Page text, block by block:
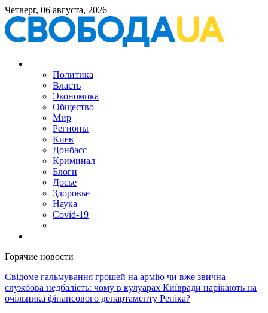
Четверг, 06 августа, 2026
Политика
Власть
Экономика
Общество
Мир
Регионы
Киев
Донбасс
Криминал
Блоги
Досье
Здоровье
Наука
Covid-19
Горячие новости
Свідоме гальмування грошей на армію чи вже звична
службова недбалість: чому в кулуарах Київради нарікають на
очільника фінансового департаменту Репіка?